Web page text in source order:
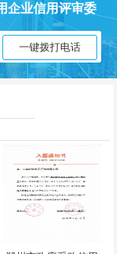
企业信用评审委
一键拨打电话